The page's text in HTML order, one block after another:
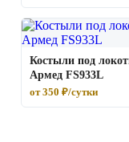
Костыли под
Армед FS933L
от 350 ₽/сутки